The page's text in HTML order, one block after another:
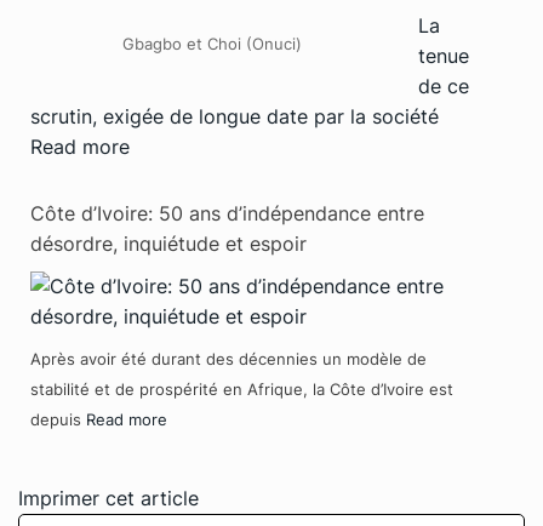
Gbagbo et Choi (Onuci)
La
tenue
de ce
scrutin, exigée de longue date par la société
Read more
Côte d’Ivoire: 50 ans d’indépendance entre
désordre, inquiétude et espoir
Après avoir été durant des décennies un modèle de
stabilité et de prospérité en Afrique, la Côte d’Ivoire est
depuis Read more
Imprimer cet article